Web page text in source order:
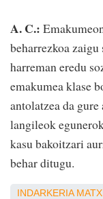
A. C.:
beharrezkoa
harreman eredu
emakumea klase
antolatzea da
langileok
kasu bakoitzari
behar ditugu.
INDARKERIA